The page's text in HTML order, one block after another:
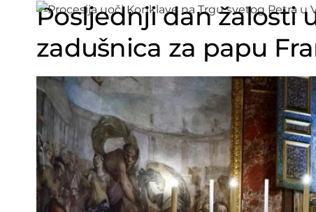
Posljednji dan žalosti
zadušnica za papu